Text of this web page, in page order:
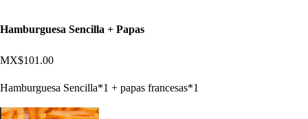
Hamburguesa Sencilla + Papas
MX$101.00
Hamburguesa Sencilla*1 + papas francesas*1